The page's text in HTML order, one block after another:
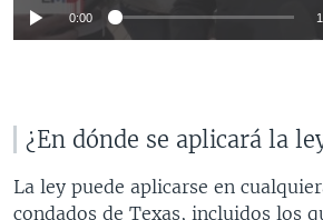
0:00
¿En dónde se aplicará la
La ley puede aplicarse en
condados de Texas, incluidos los